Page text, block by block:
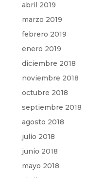
abril 2019
marzo 2019
febrero 2019
enero 2019
diciembre 2018
noviembre 2018
octubre 2018
septiembre 2018
agosto 2018
julio 2018
junio 2018
mayo 2018